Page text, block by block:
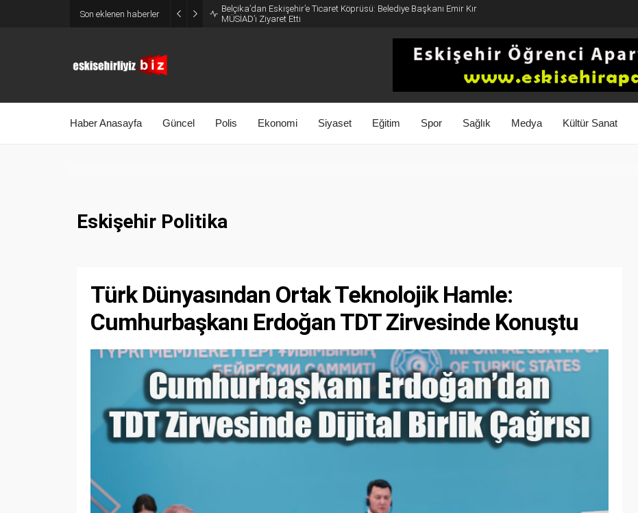
Son eklenen haberler
Belçika’dan Eskişehir’e Ticaret Köprüsü: Belediye Başkanı Emir Kır
MÜSİAD’ı Ziyaret Etti
Haber Anasayfa Güncel Polis Ekonomi Siyaset Eğitim Spor Sağlık Medya Kültür Sanat
Eskişehir Politika
Türk Dünyasından Ortak Teknolojik Hamle:
Cumhurbaşkanı Erdoğan TDT Zirvesinde Konuştu